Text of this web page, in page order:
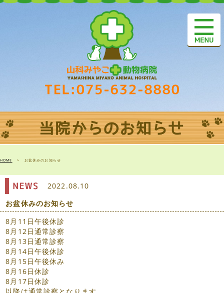
HOME > お盆休みのお知らせ
2022.08.10
お盆休みのお知らせ
8月11日午後休診
8月12日通常診察
8月13日通常診察
8月14日午後休診
8月15日午後休み
8月16日休診
8月17日休診